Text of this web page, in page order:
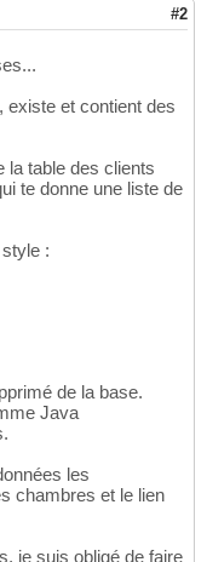
#2
existe et contient des
la table des clients
te donne une liste de
:
de la base.
Java
les
chambres et le lien
je suis obligé de faire